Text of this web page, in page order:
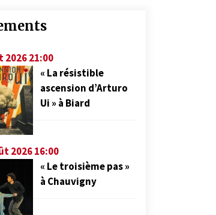
2026 21:00
« La résistible
ascension d’Arturo
Ui » à Biard
2026 16:00
« Le troisième pas »
à Chauvigny